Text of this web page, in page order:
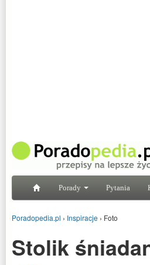
Porady Pytania
Poradopedia.pl › Inspiracje › Foto
Stolik